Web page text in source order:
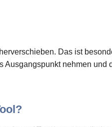
Das ist
nehmen